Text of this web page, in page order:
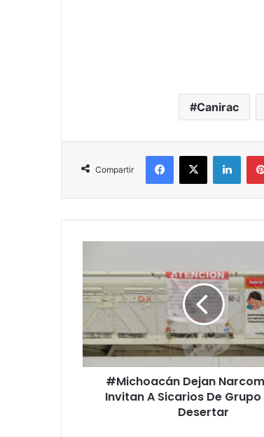
Canirac
Compartir
i
c
a
c
á
#Michoacán Dejan
Invitan A Sicarios De Grupo
Desertar